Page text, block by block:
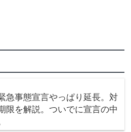
急事態宣言やっぱり延長。対
限を解説。ついでに宣言の中